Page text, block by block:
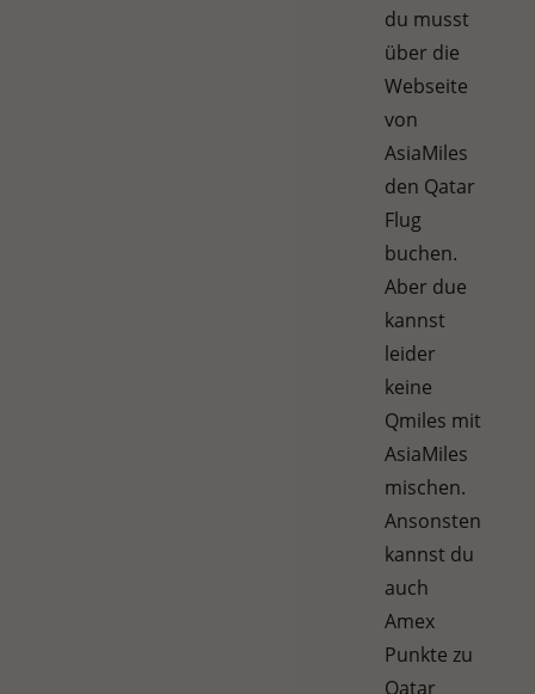
du musst
über die
Webseite
von
AsiaMiles
den Qatar
Flug
buchen.
Aber due
kannst
leider
keine
Qmiles mit
AsiaMiles
mischen.
Ansonsten
kannst du
auch
Amex
Punkte zu
Qatar